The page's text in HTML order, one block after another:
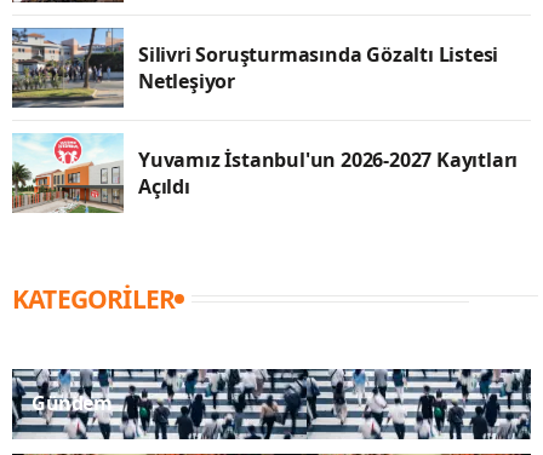
Silivri Soruşturmasında Gözaltı Listesi
Netleşiyor
Yuvamız İstanbul'un 2026-2027 Kayıtları
Açıldı
KATEGORILER
Gündem